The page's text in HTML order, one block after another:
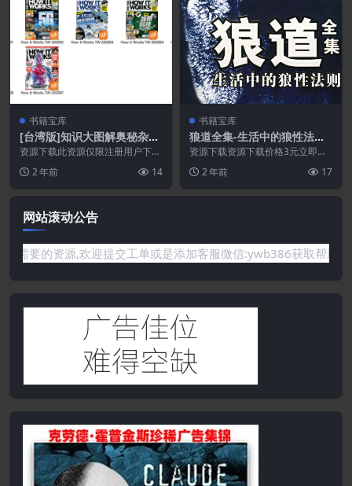
书籍宝库
[台湾版]知识大图解奥秘杂志
2020年
资源下载此资源仅限注册用户下
保证所有资源永久更新资...
2 年前 14
书籍宝库
狼道全集-生活中的狼性法则.
PDF
资源下载资源下载价格3元立即购
2 年前 17
网站滚动公告
站没有你需要的资源,欢迎提交工单或是添加客服微信:ywb386